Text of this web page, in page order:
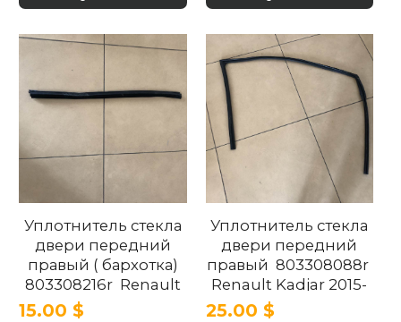
Уплотнитель стекла
двери передний
правый ( бархотка)
803308216r Renault
Kadjar 2015-2018
15.00 $
Уплотнитель стекла
двери передний
правый 803308088r
Renault Kadjar 2015-
2018
25.00 $